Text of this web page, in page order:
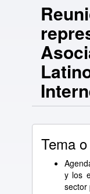
Tema
y los
sector